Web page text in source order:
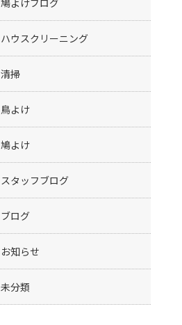
鳩よけブログ
ハウスクリーニング
清掃
鳥よけ
鳩よけ
スタッフブログ
ブログ
お知らせ
未分類